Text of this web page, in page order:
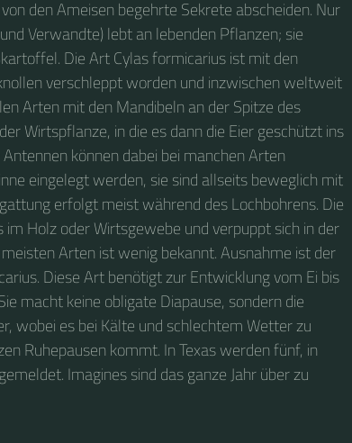
den Ameisen begehrte Sekrete abscheiden. Nur
Verwandte) lebt an lebenden Pflanzen; sie
Die Art Cylas formicarius ist mit den
verschleppt worden und inzwischen weltweit
Arten mit den Mandibeln an der Spitze des
Wirtspflanze, in die es dann die Eier geschützt ins
können dabei bei manchen Arten
eingelegt werden, sie sind allseits beweglich mit
erfolgt meist während des Lochbohrens. Die
Holz oder Wirtsgewebe und verpuppt sich in der
Arten ist wenig bekannt. Ausnahme ist der
Diese Art benötigt zur Entwicklung vom Ei bis
macht keine obligate Diapause, sondern die
wobei es bei Kälte und schlechtem Wetter zu
Ruhepausen kommt. In Texas werden fünf, in
Imagines sind das ganze Jahr über zu